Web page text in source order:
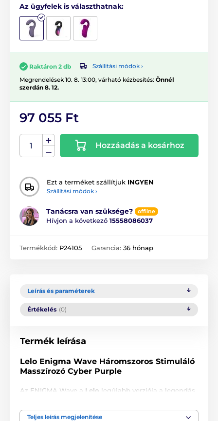
Az ügyfelek is választhatnak:
Raktáron 2 db
Szállítási módok ›
Megrendelések 10. 8. 13:00, várható kézbesítés: Önnél
szerdán 8. 12.
97 055 Ft
Hozzáadás a kosárhoz
Ezt a terméket szállítjuk INGYEN
Szállítási módok ›
Tanácsra van szüksége? offline
Hívjon a következő 15558086037
Termékkód: P24105 Garancia: 36 hónap
Leírás és paraméterek
Értékelés (0)
Termék leírása
Lelo Enigma Wave Háromszoros Stimuláló
Masszírozó Cyber Purple
Az ENIGMA Wave a Lelo legújabb verziója a legendás
stimuláló szonikus masszírozó lenyűgöző
fejlesztésekkel. Az ENIGMA Wave prémium testbiztos
Teljes leírás megjelenítése